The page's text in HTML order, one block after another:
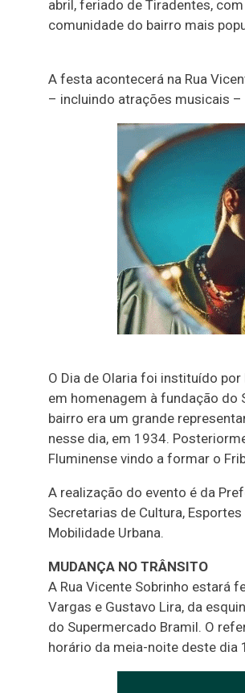
abril, feriado de Tiradentes,
comunidade do bairro mais
A festa acontecerá na Rua
– incluindo atrações musicais –
O Dia de Olaria foi instituído
em homenagem à fundação do
bairro era um grande
nesse dia, em 1934.
Fluminense vindo a formar o
A realização do evento é da
Secretarias de Cultura,
Mobilidade Urbana.
MUDANÇA NO TRÂNSITO
A Rua Vicente Sobrinho estará
Vargas e Gustavo Lira, da
do Supermercado Bramil. O
horário da meia-noite deste